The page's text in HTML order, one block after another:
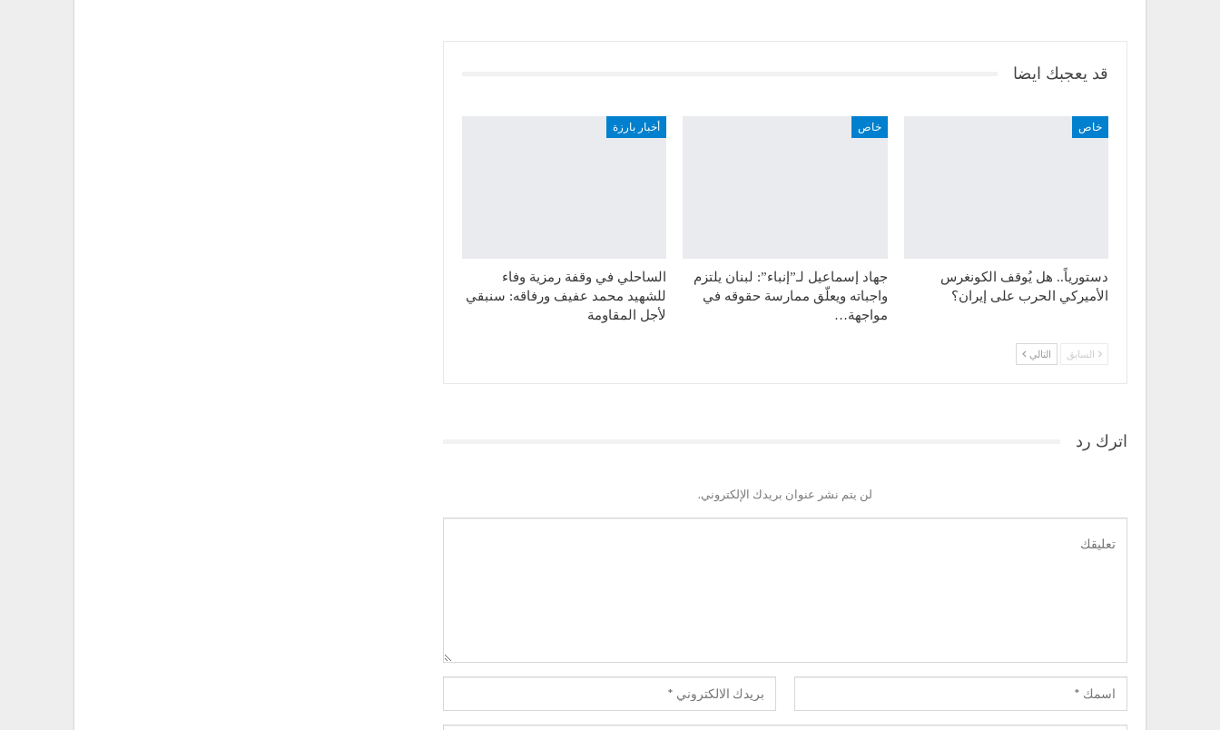
قد يعجبك ايضا
خاص
دستورياً.. هل يُوقف الكونغرس
الأميركي الحرب على إيران؟
خاص
جهاد إسماعيل لـ”إنباء”: لبنان يلتزم
واجباته ويعلّق ممارسة حقوقه في
مواجهة…
أخبار بارزة
الساحلي في وقفة رمزية وفاء
للشهيد محمد عفيف ورفاقه: سنبقي
لأجل المقاومة
السابق التالي
اترك رد
لن يتم نشر عنوان بريدك الإلكتروني.